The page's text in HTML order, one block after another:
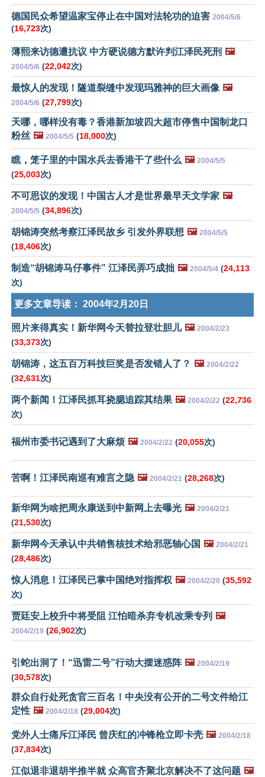
德国民众希望温家宝停止在中国对法轮功的迫害 2004/5/6
(16,723次)
薄熙来访德遭抗议 中方硬说德方默许判江泽民死刑 🖼️
2004/5/6 (22,042次)
最惊人的发现！隧道裂缝中发现玛雅神的巨大画像 🖼️
2004/5/6 (27,799次)
天哪，哪样没有毒？香港新加坡四大超市停售中国制龙口
粉丝 🖼️ 2004/5/5 (18,000次)
瞧，笼子里的中国水兵去香港干了些什么 🖼️ 2004/5/5
(25,003次)
不可思议的发现！中国古人才是世界最早天文学家 🖼️
2004/5/5 (34,896次)
胡锦涛突然考察江泽民故乡 引发外界联想 🖼️ 2004/5/5
(18,406次)
制造“胡锦涛马仔事件” 江泽民弄巧成拙 🖼️ 2004/5/4 (24,113
次)
更多文章导读： 2004年2月20日
照片来得真实！新华网今天替拉登壮胆儿 🖼️ 2004/2/23
(33,373次)
胡锦涛，这五百万科技巨奖是否发错人了？ 🖼️ 2004/2/22
(32,631次)
两个新闻！江泽民抓耳挠腮追踪其结果 🖼️ 2004/2/22 (22,736
次)
福州市委书记遇到了大麻烦 🖼️ 2004/2/22 (20,055次)
苦啊！江泽民南巡有难言之隐 🖼️ 2004/2/21 (28,268次)
新华网为啥把周永康送到中新网上去曝光 🖼️ 2004/2/21
(21,530次)
新华网今天承认中共销售核技术给邪恶轴心国 🖼️ 2004/2/21
(28,486次)
惊人消息！江泽民已掌中国绝对指挥权 🖼️ 2004/2/20 (35,592
次)
贾廷安上校升中将受阻 江怕暗杀弃专机改乘专列 🖼️
2004/2/19 (26,902次)
引蛇出洞了！“迅雷二号”行动大摆迷惑阵 🖼️ 2004/2/19
(30,578次)
群众自行处死贪官三百名！中央没有公开的二号文件给江
定性 🖼️ 2004/2/18 (29,004次)
党外人士痛斥江泽民 曾庆红的冲锋枪立即卡壳 🖼️ 2004/2/18
(37,834次)
江似退非退胡半推半就 众高官齐聚北京解决不了这问题 🖼️